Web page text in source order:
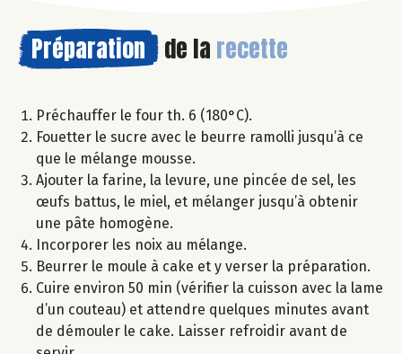
Préparation de la recette
Préchauffer le four th. 6 (180°C).
Fouetter le sucre avec le beurre ramolli jusqu’à ce
que le mélange mousse.
Ajouter la farine, la levure, une pincée de sel, les
œufs battus, le miel, et mélanger jusqu’à obtenir
une pâte homogène.
Incorporer les noix au mélange.
Beurrer le moule à cake et y verser la préparation.
Cuire environ 50 min (vérifier la cuisson avec la lame
d’un couteau) et attendre quelques minutes avant
de démouler le cake. Laisser refroidir avant de